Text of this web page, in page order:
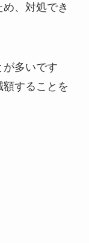
、対処でき
が多いです
することを